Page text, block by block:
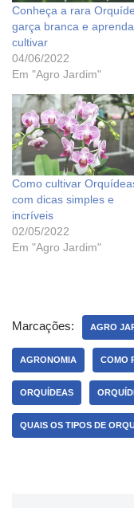
Conheça a rara
garça branca e
cultivar
04/06/2022
Em "Agro Jardim"
Como cultivar
com dicas simples e
incríveis
02/05/2022
Em "Agro Jardim"
Marcações: AGRO
AGRONOMIA COMO
ORQUÍDEAS
QUAIS OS TIPOS DE